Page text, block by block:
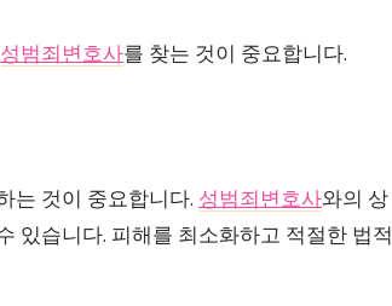
성범죄변호사를 찾는 것이 중요합니다.
는 것이 중요합니다. 성범죄변호사와의 상
있습니다. 피해를 최소화하고 적절한 법적